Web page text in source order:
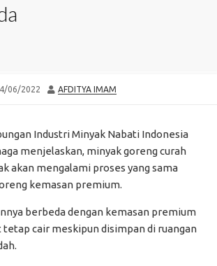
06/2022 AUTHOR
AFDITYA IMAM
Industri Minyak Nabati Indonesia
menjelaskan, minyak goreng curah
akan mengalami proses yang sama
kemasan premium.
berbeda dengan kemasan premium
tetap cair meskipun disimpan di ruangan